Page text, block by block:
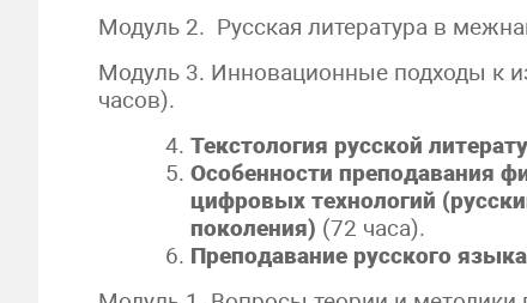
Модуль 2. Русская литература в
Модуль 3. Инновационные подходы к
часов).
Текстология русской
Особенности преподавания
цифровых технологий
поколения) (72 часа).
Преподавание русского